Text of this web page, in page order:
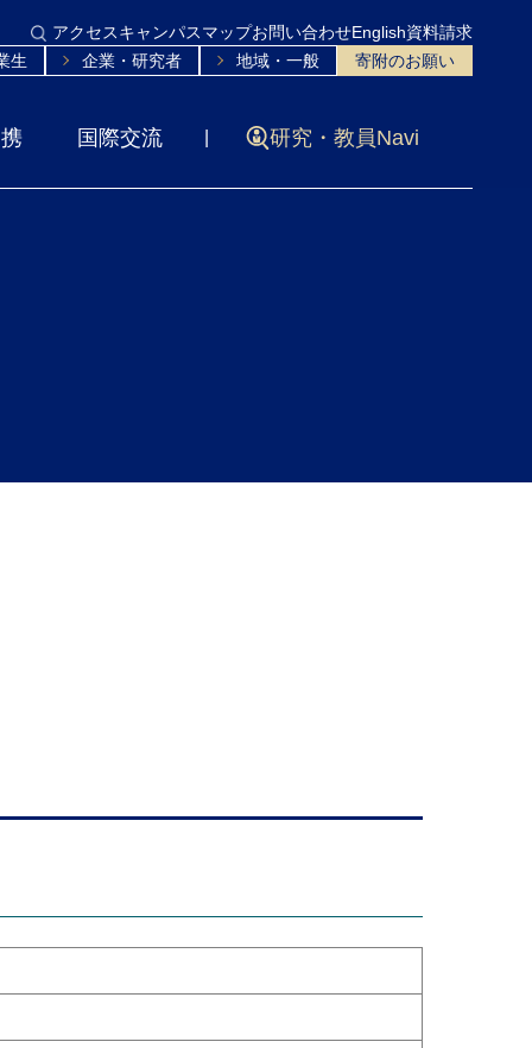
アクセスキャンパスマップお問い合わせEnglish資料請求
生
企業・研究者 地域・一般 寄附のお願い
国際交流 研究・教員Navi